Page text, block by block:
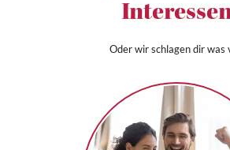
Oder wir schlagen dir was